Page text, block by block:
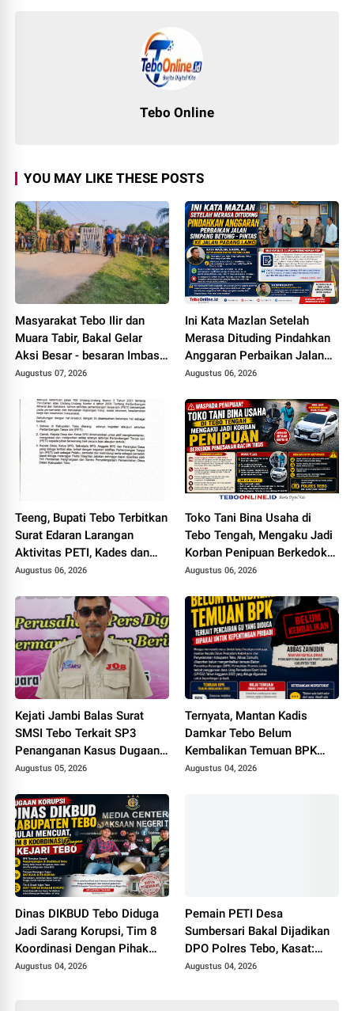
Tebo Online
YOU MAY LIKE THESE POSTS
Masyarakat Tebo Ilir dan
Muara Tabir, Bakal Gelar
Aksi Besar - besaran Imbas
Jalan Simpang Betung -
2027
Augustus 07, 2026
Ini Kata Mazlan Setelah
Merasa Dituding Pindahkan
Anggaran Perbaikan Jalan
Simpang Betung - Pintas ke
Augustus 06, 2026
Teeng, Bupati Tebo Terbitkan
Surat Edaran Larangan
Aktivitas PETI, Kades dan
Perangkat Desa Yang
Augustus 06, 2026
Toko Tani Bina Usaha di
Tebo Tengah, Mengaku Jadi
Korban Penipuan Berkedok
Pemesanan Racun Tikus
Augustus 06, 2026
Kejati Jambi Balas Surat
SMSI Tebo Terkait SP3
Penanganan Kasus Dugaan
Korupsi di DPUPR Tebo Rp
Augustus 05, 2026
Ternyata, Mantan Kadis
Damkar Tebo Belum
Kembalikan Temuan BPK
Terkait Pencairan GU yang
Augustus 04, 2026
Dinas DIKBUD Tebo Diduga
Jadi Sarang Korupsi, Tim 8
Koordinasi Dengan Pihak
Kejari Tebo
Augustus 04, 2026
Pemain PETI Desa
Sumbersari Bakal Dijadikan
DPO Polres Tebo, Kasat:
Karena Tak Pernah Penuhi
Augustus 04, 2026